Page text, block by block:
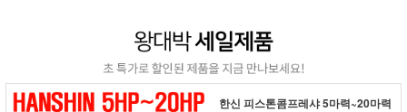
한신 피스톤콤프레샤 5마력~20마력